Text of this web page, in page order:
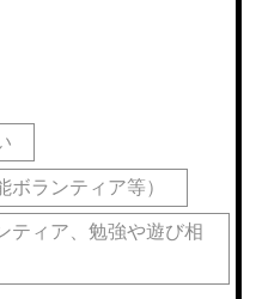
ボランティア等）
ティア、勉強や遊び相